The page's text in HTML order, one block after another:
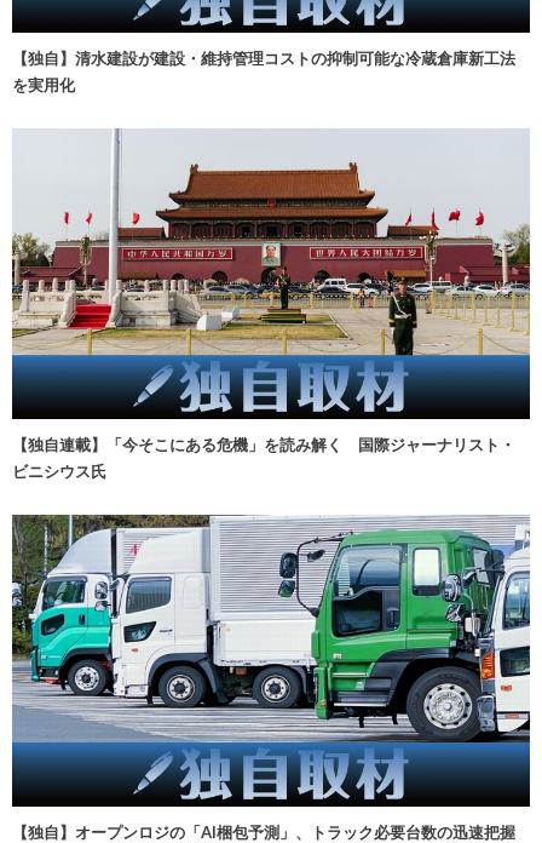
【独自】清水建設が建設・維持管理コストの抑制可能な冷蔵倉庫新工法
を実用化
【独自連載】「今そこにある危機」を読み解く 国際ジャーナリスト・
ビニシウス氏
【独自】オープンロジの「AI梱包予測」、トラック必要台数の迅速把握